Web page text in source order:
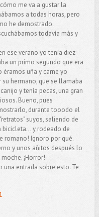
me va a gustar la
a todas horas, pero
he demostrado.
todavía más y
ese verano yo tenía diez
un primo segundo que era
éramos uña y carne yo
su hermano, que se llamaba
y tenía pecas, una gran
Bueno, pues
durante tooodo el
suyos, saliendo de
bicicleta... y rodeado de
romano! Ignoro por qué.
y unos añitos después lo
¡Horror!
una entrada sobre esto. Te